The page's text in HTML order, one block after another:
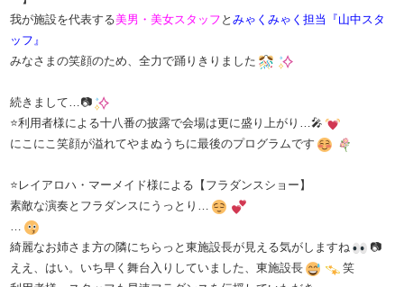
我が施設を代表する美男・美女スタッフ とみゃくみゃく担当『山中スタ
ッフ』
みなさまの笑顔のため、全力で踊りきりました
続きまして…📷
⭐利用者様による十八番の披露で会場は更に盛り上がり…🎤
にこにこ笑顔が溢れてやまぬうちに最後のプログラムです
⭐レイアロハ・マーメイド様による【フラダンスショー】
素敵な演奏とフラダンスにうっとり…
…
綺麗なお姉さま方の隣にちらっと東施設長が見える気がしますね
📷
ええ、はい。いち早く舞台入りしていました、東施設長
笑